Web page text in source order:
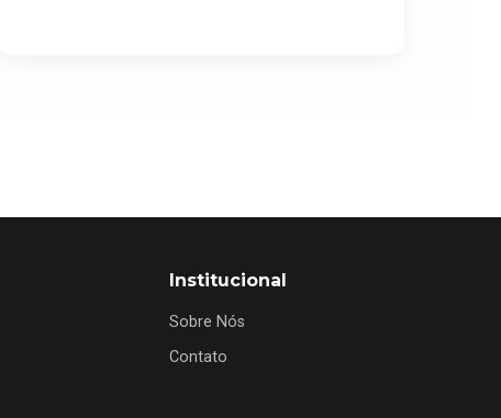
Institucional
Sobre Nós
Contato